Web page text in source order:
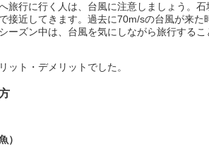
旅行に行く人は、台風に注意しましょう。石
接近してきます。過去に70m/sの台風が来た
ーズン中は、台風を気にしながら旅行する
ット・デメリットでした。
）